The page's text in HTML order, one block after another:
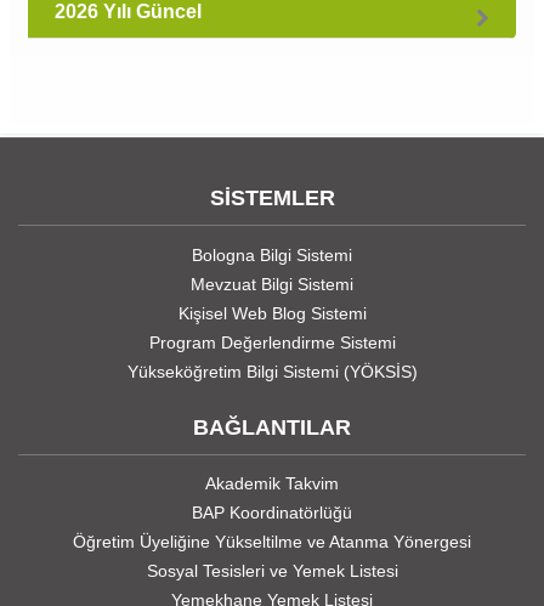
2026 Yılı Güncel
SİSTEMLER
Bologna Bilgi Sistemi
Mevzuat Bilgi Sistemi
Kişisel Web Blog Sistemi
Program Değerlendirme Sistemi
Yükseköğretim Bilgi Sistemi (YÖKSİS)
BAĞLANTILAR
Akademik Takvim
BAP Koordinatörlüğü
Öğretim Üyeliğine Yükseltilme ve Atanma Yönergesi
Sosyal Tesisleri ve Yemek Listesi
Yemekhane Yemek Listesi